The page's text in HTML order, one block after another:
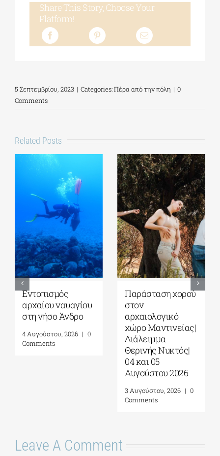
Share This Story, Choose Your
Platform!
5 Σεπτεμβρίου, 2023 | Categories:Πέρα από την πόλη | 0
Comments
Related Posts
Εντοπισμός
αρχαίου ναυαγίου
στη νήσο Άνδρο
4 Αυγούστου, 2026 | 0
Comments
Παράσταση χορού
στον
αρχαιολογικό
χώρο Μαντινείας|
Διάλειμμα
Θερινής Νυκτός|
04 και 05
Αυγούστου 2026
3 Αυγούστου, 2026 | 0
Comments
Leave A Comment